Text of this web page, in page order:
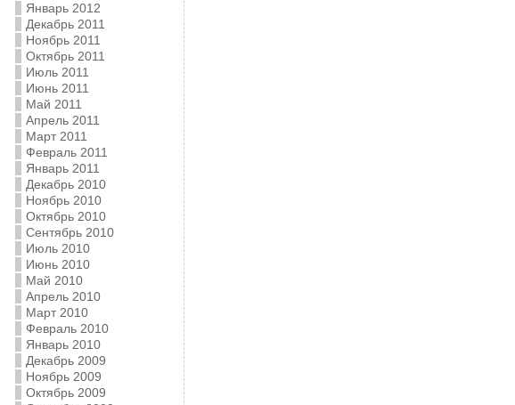
Январь 2012
Декабрь 2011
Ноябрь 2011
Октябрь 2011
Июль 2011
Июнь 2011
Май 2011
Апрель 2011
Март 2011
Февраль 2011
Январь 2011
Декабрь 2010
Ноябрь 2010
Октябрь 2010
Сентябрь 2010
Июль 2010
Июнь 2010
Май 2010
Апрель 2010
Март 2010
Февраль 2010
Январь 2010
Декабрь 2009
Ноябрь 2009
Октябрь 2009